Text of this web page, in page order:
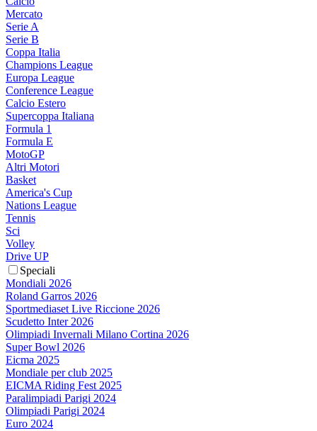
Mercato
Serie A
Serie B
Coppa Italia
Champions League
Europa League
Conference League
Calcio Estero
Supercoppa Italiana
Formula 1
Formula E
MotoGP
Altri Motori
Basket
America's Cup
Nations League
Tennis
Sci
Volley
Drive UP
Speciali
Mondiali 2026
Roland Garros 2026
Sportmediaset Live Riccione 2026
Scudetto Inter 2026
Olimpiadi Invernali Milano Cortina 2026
Super Bowl 2026
Eicma 2025
Mondiale per club 2025
EICMA Riding Fest 2025
Paralimpiadi Parigi 2024
Olimpiadi Parigi 2024
Euro 2024